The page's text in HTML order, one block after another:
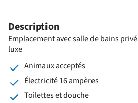
Description
Emplacement avec salle de bains privé
luxe
Animaux acceptés
Électricité 16 ampères
Toilettes et douche